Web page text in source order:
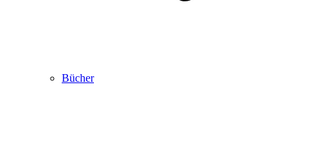
Bücher